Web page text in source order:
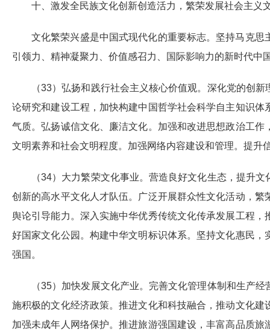
十、激发全民族文化创新创造活力，繁荣发展社会主义
文化繁荣兴盛是中国式现代化的重要标志。坚持马克
引领力、精神凝聚力、价值感召力、国际影响力的新时代中
（33）弘扬和践行社会主义核心价值观。深化党的创
论研究和建设工程，加快构建中国哲学社会科学自主知识
气质。弘扬诚信文化、廉洁文化。加强和改进思想政治工
文明素养和社会文明程度。加强网络内容建设和管理。提升
（34）大力繁荣文化事业。营造良好文化生态，提升
创新的高水平文化人才队伍。广泛开展群众性文化活动，
舆论引导能力。深入实施中华优秀传统文化传承发展工程
好国家文化公园。构建中华文明标识体系。坚持文化惠民
强国。
（35）加快发展文化产业。完善文化管理体制和生产
施积极的文化经济政策。推进文化和科技融合，推动文化
加强未成年人网络保护。推进旅游强国建设，丰富高品质